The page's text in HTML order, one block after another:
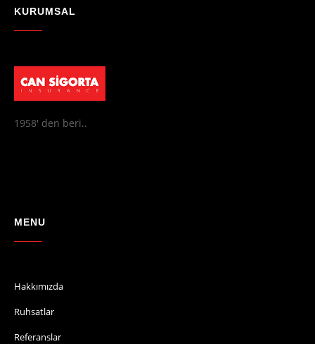
KURUMSAL
1958' den beri..
MENU
Hakkımızda
Ruhsatlar
Referanslar